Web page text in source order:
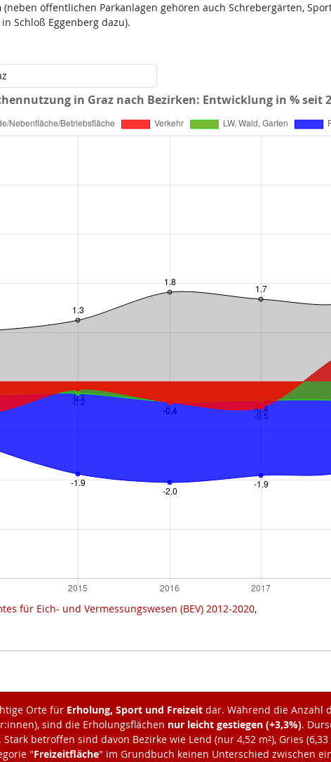
(neben öffentlichen Parkanlagen gehören auch Schrebergärten,
Schloß Eggenberg dazu).
für Eich- und Vermessungswesen (BEV) 2012-2020,
Orte für Erholung, Sport und Freizeitdar. Während die Anzahl
sind die Erholungsflächen nur leicht gestiegen (+3,3%).
betroffen sind davon Bezirke wie Lend (nur 4,52 m²), Gries (6,33
"Freizeitfläche" im Grundbuch keinen Unterschied zwischen